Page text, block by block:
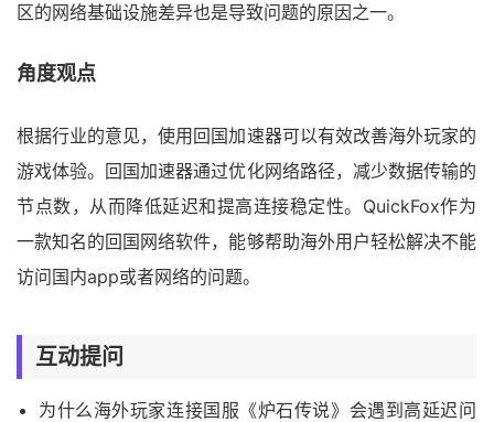
区的网络基础设施差异也是导致问题的原因之一。
角度观点
根据行业的意见，使用回国加速器可以有效改善海外玩家的
游戏体验。回国加速器通过优化网络路径，减少数据传输的
节点数，从而降低延迟和提高连接稳定性。QuickFox作为
一款知名的回国网络软件，能够帮助海外用户轻松解决不能
访问国内app或者网络的问题。
互动提问
为什么海外玩家连接国服《炉石传说》会遇到高延迟问